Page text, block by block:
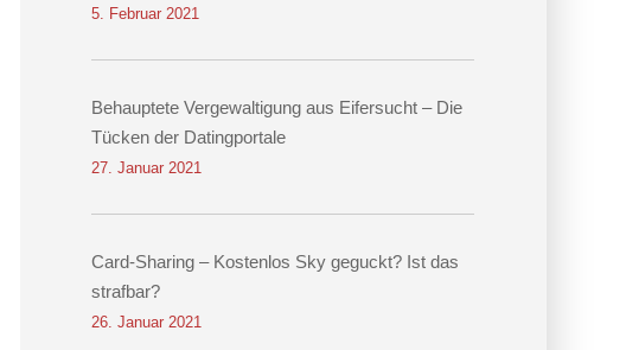
Einstellung erwirken!
5. Februar 2021
Behauptete Vergewaltigung aus Eifersucht – Die
Tücken der Datingportale
27. Januar 2021
Card-Sharing – Kostenlos Sky geguckt? Ist das
strafbar?
26. Januar 2021